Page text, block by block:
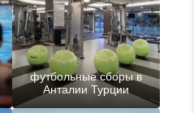
футбольные сборы в
Анталии Турции